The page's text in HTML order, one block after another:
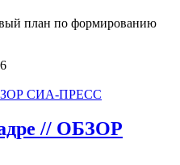
план по формированию
// ОБЗОР